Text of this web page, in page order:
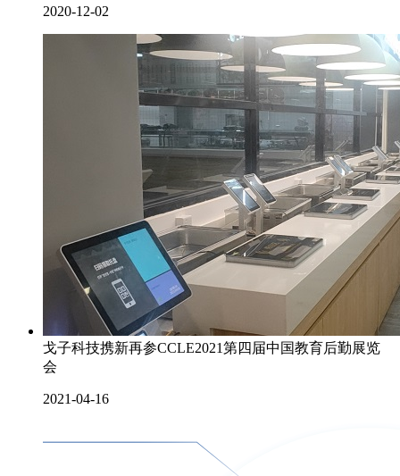
2020-12-02
戈子科技携新再参CCLE2021第四届中国教育后勤展览
会
2021-04-16